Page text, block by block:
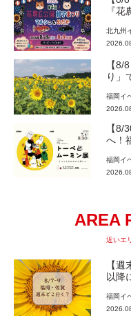
『
北九州
【8/
り」
福岡 イ
【8/
へ！
ーベ
福岡 イ
AREA
近いエ
【
以降
福岡 イ